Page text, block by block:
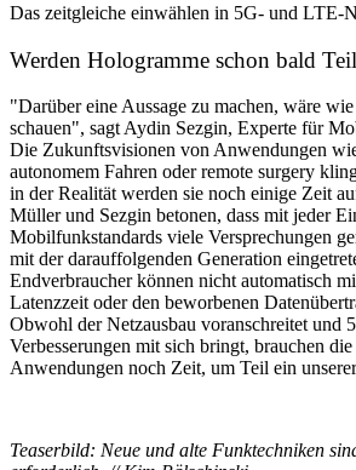
Das zeitgleiche einwählen in 5G- und LTE-
Werden Hologramme schon bald
"Darüber eine Aussage zu machen, wäre
schauen", sagt Aydin Sezgin, Experte für
Die Zukunftsvisionen von Anwendungen
autonomem Fahren oder remote surgery
in der Realität werden sie noch einige Zeit
Müller und Sezgin betonen, dass mit jeder
Mobilfunkstandards viele Versprechungen
mit der darauffolgenden Generation
Endverbraucher können nicht automatisch
Latenzzeit oder den beworbenen
Obwohl der Netzausbau voranschreitet und
Verbesserungen mit sich bringt, brauchen
Anwendungen noch Zeit, um Teil ein
Teaserbild: Neue und alte Funktechniken